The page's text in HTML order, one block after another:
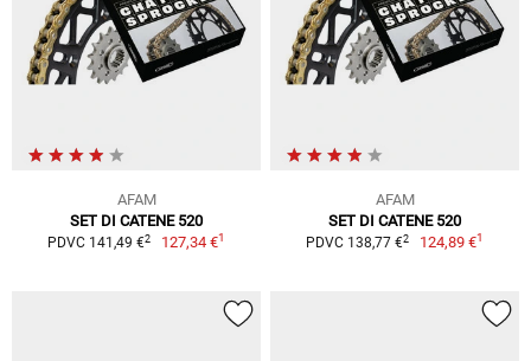
AFAM
SET DI CATENE 520
PDVC 141,49 €2 127,34 €1
AFAM
SET DI CATENE 520
PDVC 138,77 €2 124,89 €1